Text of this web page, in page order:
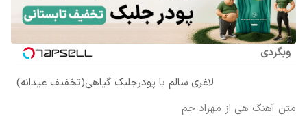
وبگردی
لاغری سالم با پودرجلبک گیاهی(تخفیف عیدانه)
متن آهنگ هی از مهراد جم